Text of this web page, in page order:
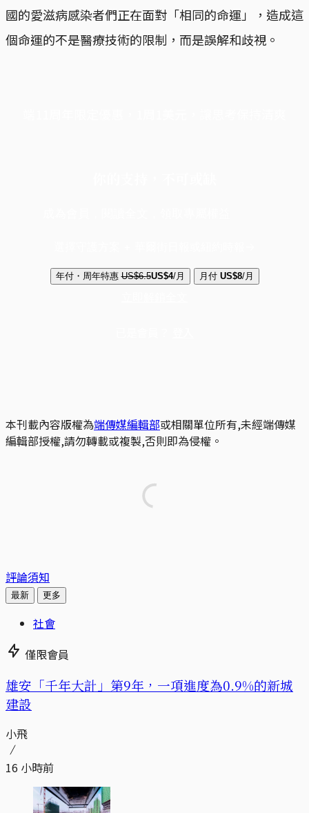
國的愛滋病感染者們正在面對「相同的命運」，造成這
個命運的不是醫療技術的限制，而是誤解和歧視。
年付・周年特惠 US$6.5US$4/月 月付 US$8/月
本刊載內容版權為端傳媒編輯部或相關單位所有,未經端傳媒
編輯部授權,請勿轉載或複製,否則即為侵權。
評論須知
最新 更多
社會
僅限會員
​​雄安「千年大計」第9年，一項進度為0.9%的新城
建設
小飛
16 小時前